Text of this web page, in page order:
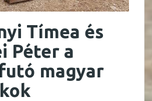
Tímea és
Péter a
magyar